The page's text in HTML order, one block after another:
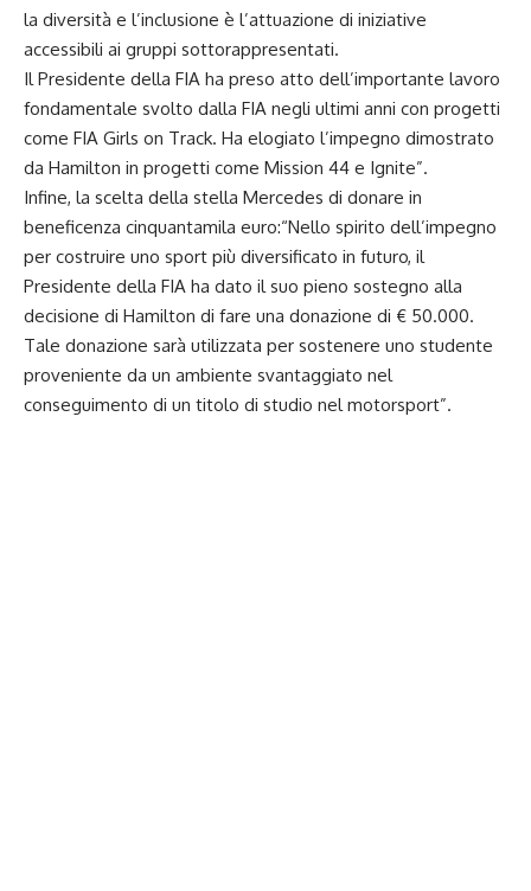
la diversità e l’inclusione è l’attuazione di iniziative
accessibili ai gruppi sottorappresentati.
Il Presidente della FIA ha preso atto dell’importante lavoro
fondamentale svolto dalla FIA negli ultimi anni con progetti
come FIA Girls on Track. Ha elogiato l’impegno dimostrato
da Hamilton in progetti come Mission 44 e Ignite”.
Infine, la scelta della stella Mercedes di donare in
beneficenza cinquantamila euro:“Nello spirito dell’impegno
per costruire uno sport più diversificato in futuro, il
Presidente della FIA ha dato il suo pieno sostegno alla
decisione di Hamilton di fare una donazione di € 50.000.
Tale donazione sarà utilizzata per sostenere uno studente
proveniente da un ambiente svantaggiato nel
conseguimento di un titolo di studio nel motorsport”.